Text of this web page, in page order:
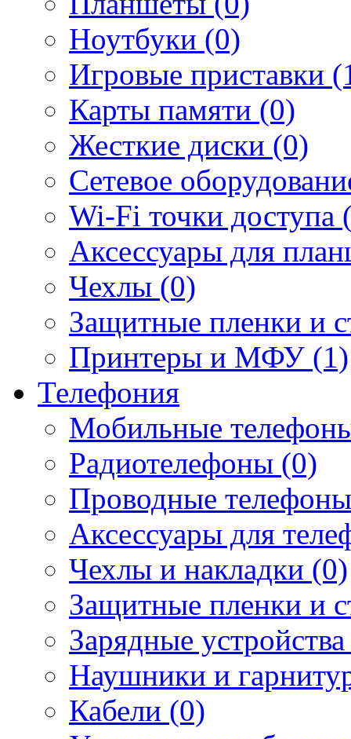
Ноутбуки (0)
Игровые приставки
Карты памяти (0)
Жесткие диски (0)
Сетевое
Wi-Fi точки доступа
Аксессуары для
Чехлы (0)
Защитные пленки и
Принтеры и МФУ (1)
Телефония
Мобильные
Радиотелефоны (0)
Проводные
Аксессуары для
Чехлы и накладки (0)
Защитные пленки и
Зарядные
Наушники и
Кабели (0)